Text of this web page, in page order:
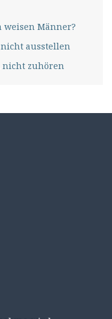
weisen Männer?
ausstellen
nicht zuhören